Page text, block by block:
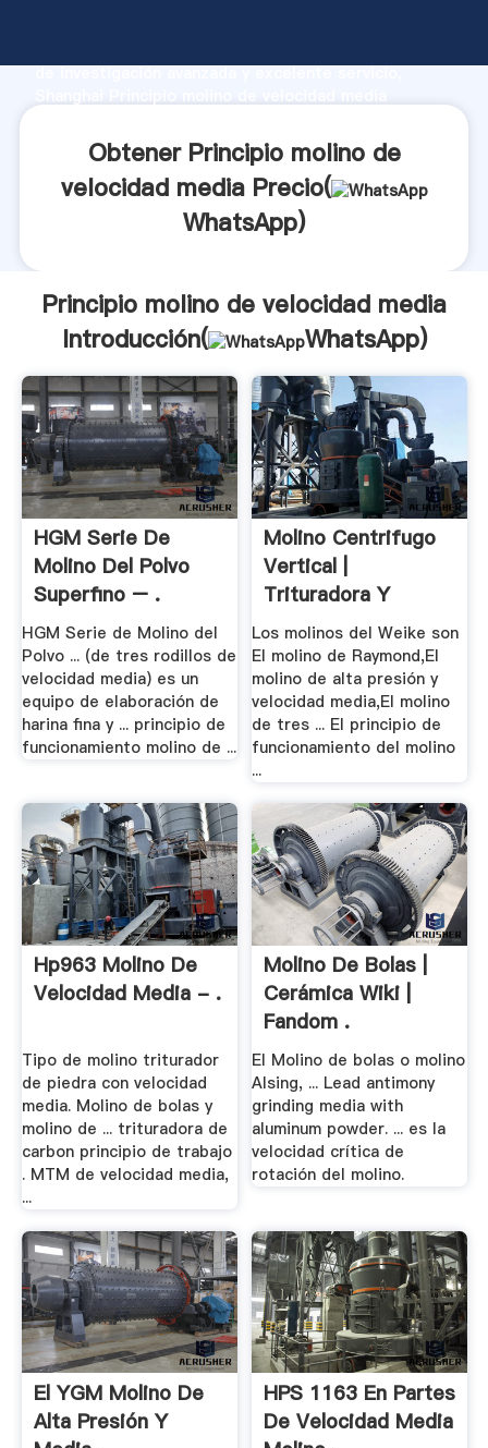
de investigación avanzada y excelente servicio,
clientes.Obtener Principio molino de
velocidad media Precio(
WhatsApp)
Principio molino de velocidad media
Introducción(
WhatsApp)
HGM Serie De
Molino Del Polvo
Superfino – .
HGM Serie de Molino del
Polvo ... (de tres rodillos de
velocidad media) es un
equipo de elaboración de
harina fina y ... principio de
funcionamiento molino de ...
Molino Centrifugo
Vertical |
Trituradora Y
Molinos
Los molinos del Weike son
El molino de Raymond,El
molino de alta presión y
velocidad media,El molino
de tres ... El principio de
funcionamiento del molino
...
Hp963 Molino De
Velocidad Media - .
Tipo de molino triturador
de piedra con velocidad
media. Molino de bolas y
molino de ... trituradora de
carbon principio de trabajo
. MTM de velocidad media,
...
Molino De Bolas |
Cerámica Wiki |
Fandom .
El Molino de bolas o molino
Alsing, ... Lead antimony
grinding media with
aluminum powder. ... es la
velocidad crítica de
rotación del molino.
El YGM Molino De
Alta Presión Y
HPS 1163 En Partes
De Velocidad Media